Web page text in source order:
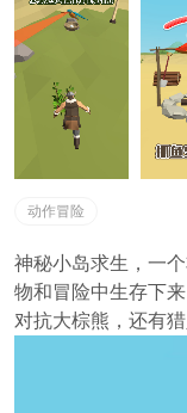
动作冒险
神秘小岛求生，一
物和冒险中生存下
对抗大棕熊，还有猎